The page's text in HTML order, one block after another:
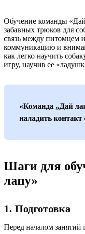
Обучение команды
забавных трюков для
связь между питомцем
коммуникацию и
как легко научить
игру, научив ее
«Команда „Дай
наладить
Шаги для
лапу»
1. Подготовка
Перед началом занятий